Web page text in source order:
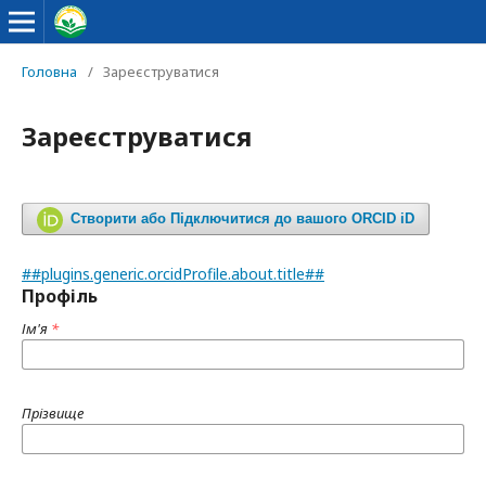
Головна / Зареєструватися
Зареєструватися
Створити або Підключитися до вашого ORCID iD
##plugins.generic.orcidProfile.about.title##
Профіль
Ім'я *
Прізвище